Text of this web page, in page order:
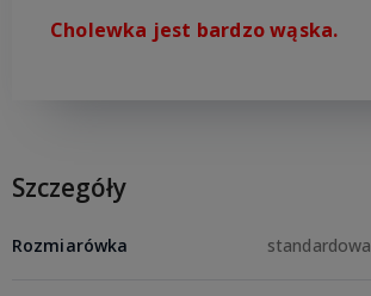
Cholewka jest bardzo wąska.
Szczegóły
Rozmiarówka standardowa